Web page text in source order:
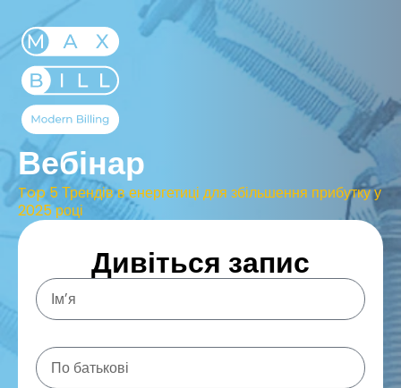
Вебінар
Top 5 Трендів в енергетиці для збільшення прибутку у
2025 році
Дивіться запис